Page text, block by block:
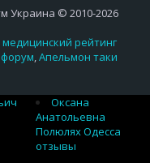
Украина © 2010-2026
медицинский рейтинг
форум,Апельмон таки
Оксана
Анатольевна
Полюлях Одесса
отзывы